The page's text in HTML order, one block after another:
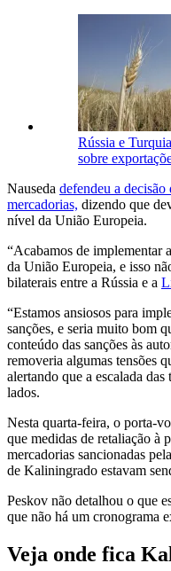
Rússia e
sobre
Nauseda defendeu a decisão
mercadorias, dizendo que
nível da União Europeia.
“Acabamos de implementar
da União Europeia, e isso
bilaterais entre a Rússia e a
“Estamos ansiosos para
sanções, e seria muito bom
conteúdo das sanções às
removeria algumas tensões
alertando que a escalada
lados.
Nesta quarta-feira, o porta-
que medidas de retaliação à
mercadorias sancionadas
de Kaliningrado estavam
Peskov não detalhou o que
que não há um cronograma
Veja onde fica